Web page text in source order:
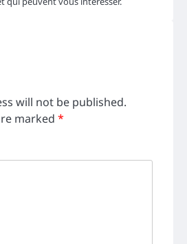
will not be published.
marked *